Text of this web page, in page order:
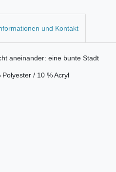
und Kontakt
aneinander: eine bunte Stadt
/ 10 % Acryl